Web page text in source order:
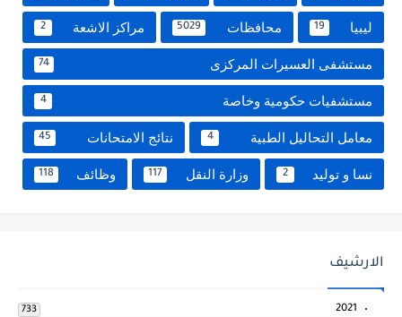
ليبيا 19 محافظات 5029 مراكز الاشعة 2
مستشفى العسيرات المركزى 74
مستشفيات حكومية وخاصة 4
معامل التحاليل الطبية 4 نتائج الامتحانات 45
نسا و توليد 2 وزارة النقل 117 وظائف 118
الارشيف
2021
733